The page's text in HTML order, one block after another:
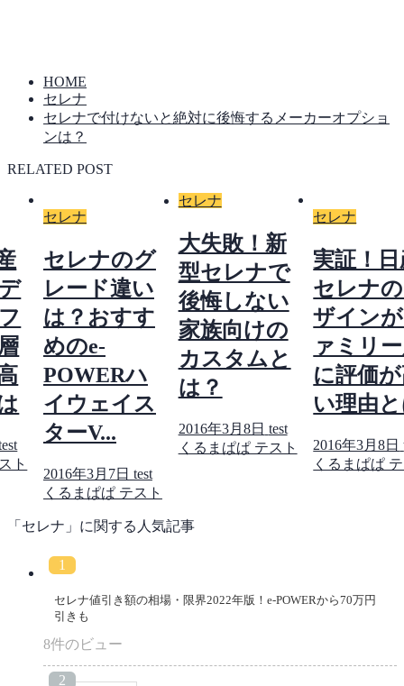
HOME
セレナ
セレナで付けないと絶対に後悔するメーカーオプショ
ンは？
RELATED POST
ト
セレナ
セレナのグ
レード違い
は？おすす
めのe-
POWERハ
イウェイス
ターV...
2016年3月7日 test
くるまぱぱ テスト
セレナ
大失敗！新
型セレナで
後悔しない
家族向けの
カスタムと
は？
2016年3月8日 test
くるまぱぱ テスト
セレナ
実証！
セレナ
ザイン
ァミリ
に評価
い理由
2016年3月8日
くるまぱぱ
「セレナ」に関する人気記事
セレナ値引き額の相場・限界2022年版！e-POWERから70万円
引きも
8件のビュー